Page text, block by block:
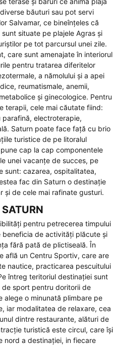
băuturi sau pot servi
Salvamar, ce bineînțeles că
situate pe plajele Agras și
pe tot parcursul unei zile.
care sunt amenajate în interiorul
pentru tratarea diferitelor
a nămolului și a apei
reumatismale, anemii,
și ginecologice. Pentru
terapii, cele mai căutate fiind:
parafină, electroterapie,
Saturn poate face față cu brio
turistice de pe litoralul
cap la cap componentele
unei vacanțe de succes, pe
sunt: cazarea, ospitalitatea,
fac din Saturn o destinație
și de cele mai rafinate gusturi.
pentru petrecerea timpului
beneficia de activități plăcute și
fără pată de plictiseală. În
află un Centru Sportiv, care are
nautice, practicarea pescuitului
întreg teritoriul destinației sunt
sport pentru doritorii de
alege o minunată plimbare pe
iar modalitatea de relaxare, cea
dintre restaurante, alături de
turistică este circul, care își
nord a destinației, in fiecare